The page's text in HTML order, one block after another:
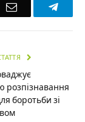
Email
розпізнавання
боротьби зі